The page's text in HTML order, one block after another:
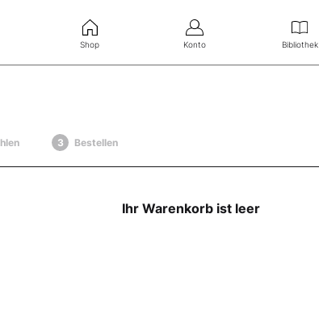
Shop Konto Bibliothek
Bestellen
Ihr Warenkorb ist leer